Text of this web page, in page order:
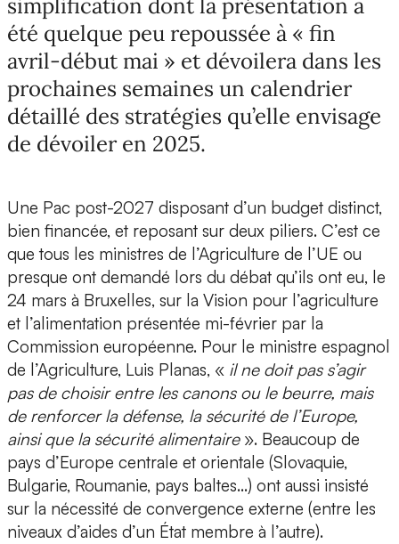
simplification dont la présentation a
été quelque peu repoussée à « fin
avril-début mai » et dévoilera dans les
prochaines semaines un calendrier
détaillé des stratégies qu’elle envisage
de dévoiler en 2025.
Une Pac post-2027 disposant d’un budget distinct,
bien financée, et reposant sur deux piliers. C’est ce
que tous les ministres de l’Agriculture de l’UE ou
presque ont demandé lors du débat qu’ils ont eu, le
24 mars à Bruxelles, sur la Vision pour l’agriculture
et l’alimentation présentée mi-février par la
Commission européenne. Pour le ministre espagnol
de l’Agriculture, Luis Planas, « il ne doit pas s’agir
pas de choisir entre les canons ou le beurre, mais
de renforcer la défense, la sécurité de l’Europe,
ainsi que la sécurité alimentaire ». Beaucoup de
pays d’Europe centrale et orientale (Slovaquie,
Bulgarie, Roumanie, pays baltes…) ont aussi insisté
sur la nécessité de convergence externe (entre les
niveaux d’aides d’un État membre à l’autre).